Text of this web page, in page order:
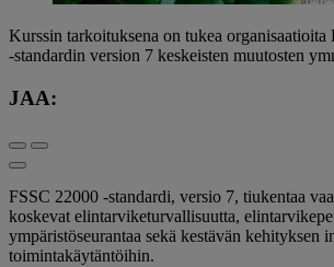
Kurssin tarkoituksena on tukea organisaatioita
‑standardin version 7 keskeisten muutosten
JAA:
FSSC 22000 -standardi, versio 7, tiukentaa
koskevat elintarviketurvallisuutta,
ympäristöseurantaa sekä kestävän kehityksen
toimintakäytäntöihin.